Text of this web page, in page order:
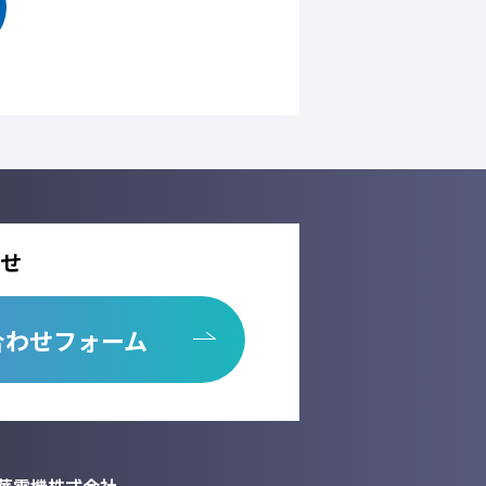
の同意を得ることなく、第三者に提供
停止、消去及び第三者への提供の停
および確認画面で利用するセッション
せフォーム